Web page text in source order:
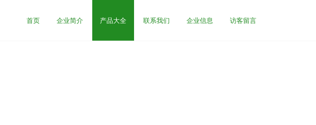
首页 企业简介 产品大全 联系我们 企业信息 访客留言